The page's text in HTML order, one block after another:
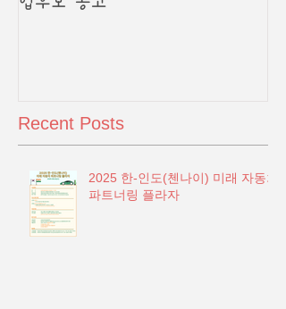
Recent Posts
2025 한-인도(첸나이) 미래 자동차
파트너링 플라자